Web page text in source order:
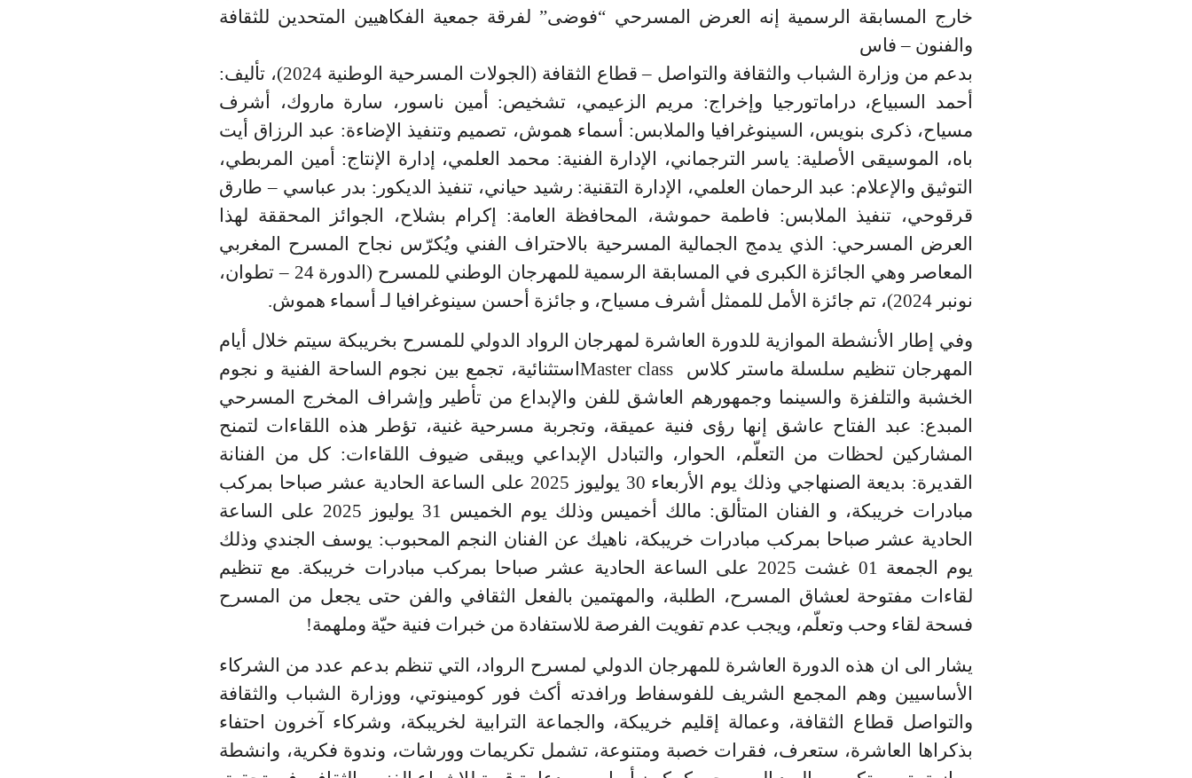
خارج المسابقة الرسمية إنه العرض المسرحي “فوضى” لفرقة جمعية الفكاهيين المتحدين للثقافة
والفنون – فاس
بدعم من وزارة الشباب والثقافة والتواصل – قطاع الثقافة (الجولات المسرحية الوطنية 2024)، تأليف:
أحمد السبياع، دراماتورجيا وإخراج: مريم الزعيمي، تشخيص:
أمين ناسور، سارة ماروك، أشرف
مسياح، ذكرى بنويس، السينوغرافيا والملابس: أسماء هموش، تصميم وتنفيذ الإضاءة: عبد الرزاق أيت
باه، الموسيقى الأصلية: ياسر الترجماني، الإدارة الفنية: محمد العلمي، إدارة الإنتاج: أمين المربطي،
التوثيق والإعلام: عبد الرحمان العلمي، الإدارة التقنية: رشيد حياني، تنفيذ الديكور: بدر عباسي – طارق
قرقوحي، تنفيذ الملابس: فاطمة حموشة، المحافظة العامة: إكرام بشلاح، الجوائز المحققة لهذا
العرض المسرحي: الذي يدمج الجمالية المسرحية بالاحتراف الفني ويُكرّس نجاح المسرح المغربي
المعاصر وهي الجائزة الكبرى في المسابقة الرسمية للمهرجان الوطني للمسرح (الدورة 24 – تطوان،
نونبر 2024)، تم جائزة الأمل للممثل أشرف مسياح، و جائزة أحسن سينوغرافيا لـ أسماء هموش.
وفي إطار الأنشطة الموازية للدورة العاشرة لمهرجان الرواد الدولي للمسرح بخريبكة سيتم خلال أيام
المهرجان تنظيم سلسلة ماستر كلاس
Master class استثنائية، تجمع بين نجوم الساحة الفنية و نجوم
الخشبة والتلفزة والسينما وجمهورهم العاشق للفن والإبداع من تأطير وإشراف المخرج المسرحي
المبدع: عبد الفتاح عاشق إنها رؤى فنية عميقة، وتجربة مسرحية غنية، تؤطر هذه اللقاءات لتمنح
المشاركين لحظات من التعلّم، الحوار، والتبادل الإبداعي ويبقى ضيوف اللقاءات: كل من الفنانة
القديرة: بديعة الصنهاجي وذلك يوم الأربعاء 30 يوليوز 2025 على الساعة الحادية عشر صباحا بمركب
مبادرات خريبكة، و الفنان المتألق: مالك أخميس وذلك يوم الخميس 31 يوليوز 2025 على الساعة
الحادية عشر صباحا بمركب مبادرات خريبكة، ناهيك عن الفنان النجم المحبوب: يوسف الجندي وذلك
يوم الجمعة 01 غشت 2025 على الساعة الحادية عشر صباحا بمركب مبادرات خريبكة. مع تنظيم
لقاءات مفتوحة لعشاق المسرح، الطلبة، والمهتمين بالفعل الثقافي والفن حتى يجعل من المسرح
فسحة لقاء وحب وتعلّم، ويجب عدم تفويت الفرصة للاستفادة من خبرات فنية حيّة وملهمة!
يشار الى ان هذه الدورة العاشرة للمهرجان الدولي لمسرح الرواد، التي تنظم بدعم عدد من الشركاء
الأساسيين وهم المجمع الشريف للفوسفاط ورافدته أكث فور كومينوتي، ووزارة الشباب والثقافة
والتواصل قطاع الثقافة، وعمالة إقليم خريبكة، والجماعة الترابية لخريبكة، وشركاء آخرون احتفاء
بذكراها العاشرة، ستعرف، فقرات خصبة ومتنوعة، تشمل تكريمات وورشات، وندوة فكرية، وانشطة